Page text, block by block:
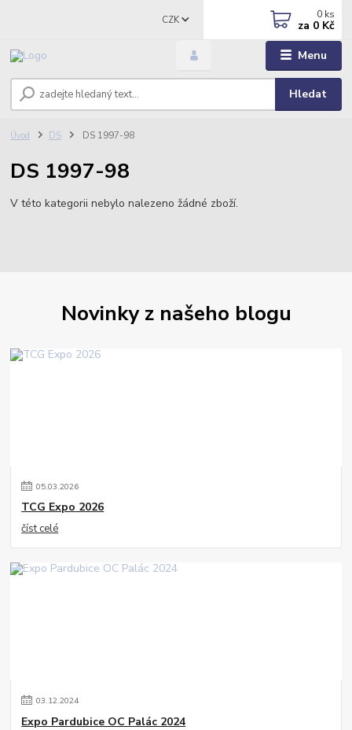
Menu
CZK
Hledat
0 ks
za 0 Kč
Úvod DS DS 1997-98
DS 1997-98
V této kategorii nebylo nalezeno žádné zboží.
Novinky z našeho blogu
05.03.2026
TCG Expo 2026
číst celé
03.12.2024
Expo Pardubice OC Palác 2024